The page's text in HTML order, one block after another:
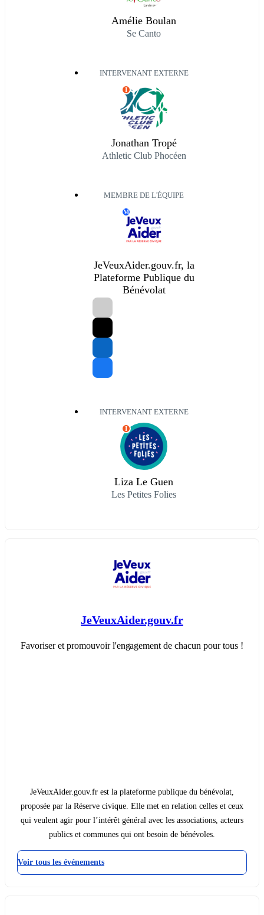
Amélie Boulan
Se Canto
INTERVENANT EXTERNE
I
Jonathan Tropé
Athletic Club Phocéen
MEMBRE DE L'ÉQUIPE
M
JeVeuxAider.gouv.fr, la
Plateforme Publique du
Bénévolat
INTERVENANT EXTERNE
I
Liza Le Guen
Les Petites Folies
JeVeuxAider.gouv.fr
Favoriser et promouvoir l'engagement de chacun pour tous !
JeVeuxAider.gouv.fr est la plateforme publique du bénévolat,
proposée par la Réserve civique. Elle met en relation celles et ceux
qui veulent agir pour l’intérêt général avec les associations, acteurs
publics et communes qui ont besoin de bénévoles.
Voir tous les événements